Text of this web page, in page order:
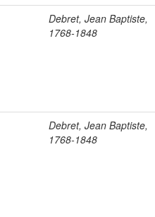
Debret, Jean Baptiste,
1768-1848
Debret, Jean Baptiste,
1768-1848